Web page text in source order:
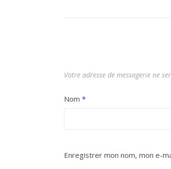
Votre adresse de messagerie ne
Nom *
Enregistrer mon nom, mon e-